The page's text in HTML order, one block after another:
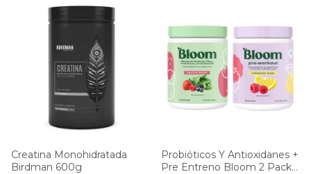
Creatina Monohidratada
Birdman 600g
Probióticos Y Antioxidanes +
Pre Entreno Bloom 2 Pack